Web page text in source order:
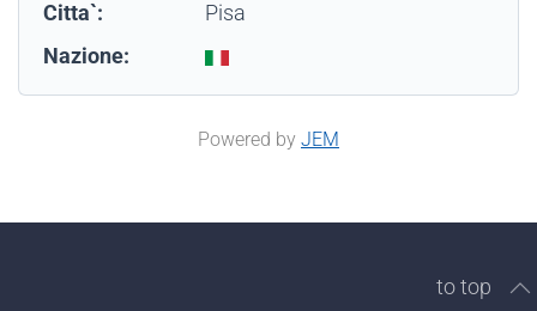
Citta`:
Pisa
Nazione:
Powered by JEM
to top